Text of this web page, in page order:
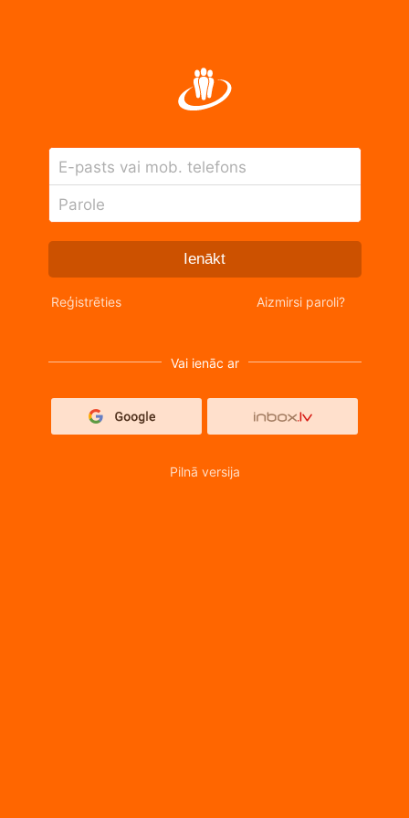
E-pasts vai mob. telefons
Parole
Ienākt
Reģistrēties Aizmirsi paroli?
Vai ienāc ar
Pilnā versija